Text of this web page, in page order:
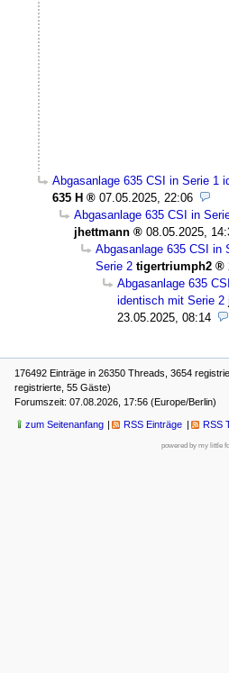
Abgasanlage 635 CSI in Serie 1
635 H
07.05.2025, 22:06
Abgasanlage 635 CSI in
jhettmann
08.05.2025,
Abgasanlage 635 CSI in
Serie 2 tigertriumph2
Abgasanlage 635
identisch mit Serie 2
23.05.2025, 08:14
176492 Einträge in 26350 Threads, 3654
registrierte, 55 Gäste)
Forumszeit: 07.08.2026, 17:56 (Europe/Berlin)
zum Seitenanfang RSS Einträge RSS
powered by my little